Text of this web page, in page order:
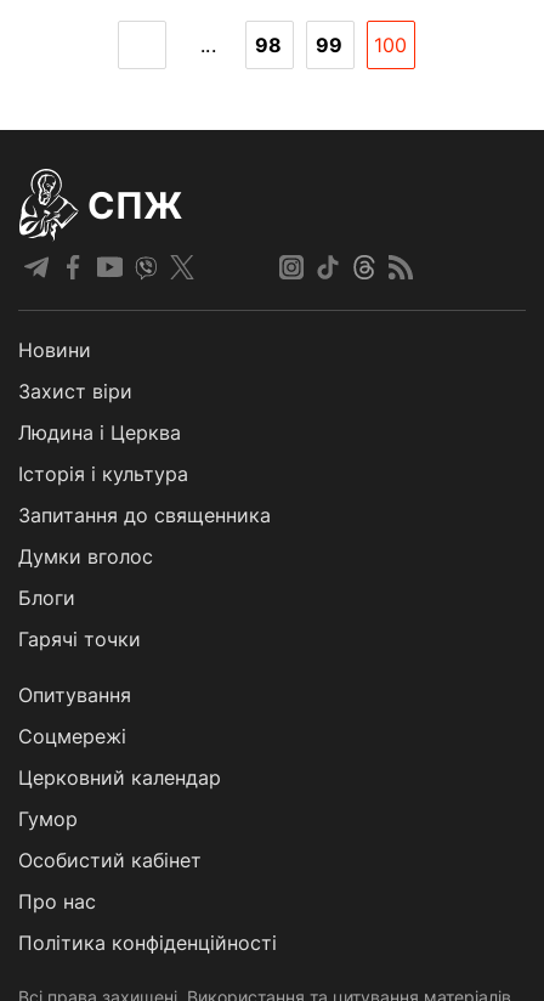
... 98 99 100
СПЖ
Новини
Захист віри
Людина і Церква
Історія і культура
Запитання до священника
Думки вголос
Блоги
Гарячі точки
Опитування
Соцмережі
Церковний календар
Гумор
Особистий кабінет
Про нас
Політика конфіденційності
Всі права захищені. Використання та цитування матеріалів